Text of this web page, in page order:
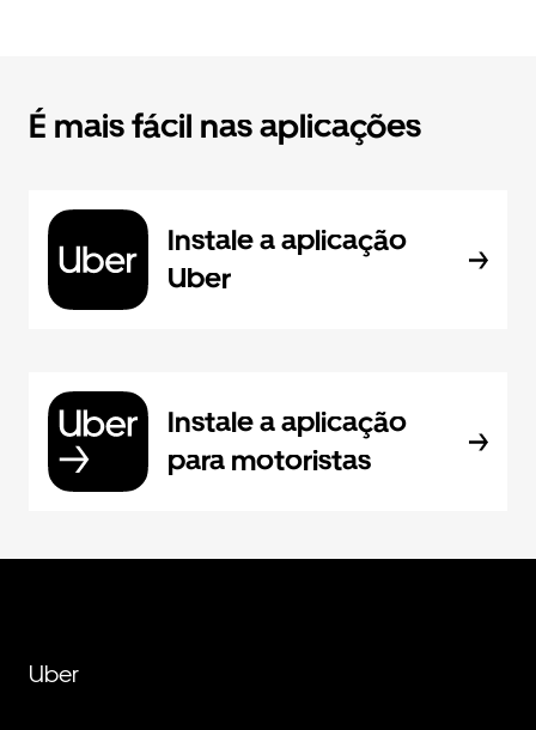
É mais fácil nas aplicações
Instale a aplicação
Uber
Instale a aplicação
para motoristas
Uber